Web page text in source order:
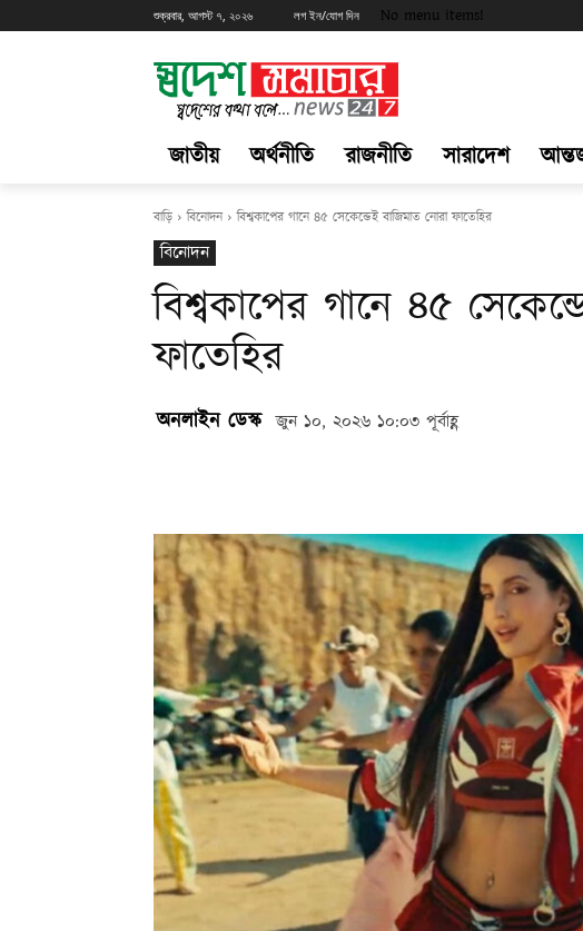
শুক্রবার, আগস্ট ৭, ২০২৬ লগ ইন/যোগ দিন No menu items!
জাতীয় অর্থনীতি রাজনীতি সারাদেশ
বাড়ি বিনোদন বিশ্বকাপের গানে ৪৫ সেকেন্ডেই বাজিমাত নোরা ফাতেহির
বিনোদন
বিশ্বকাপের গানে ৪৫
ফাতেহির
অনলাইন ডেস্ক জুন ১০, ২০২৬ ১০:০৩ পূর্বাহ্ণ